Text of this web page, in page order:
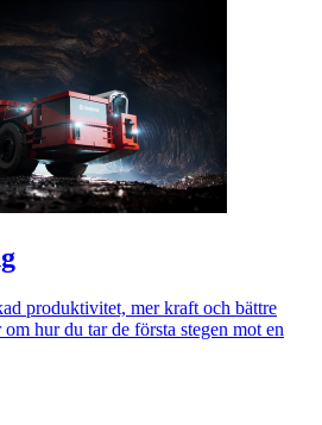
produktivitet, mer kraft och bättre
hur du tar de första stegen mot en